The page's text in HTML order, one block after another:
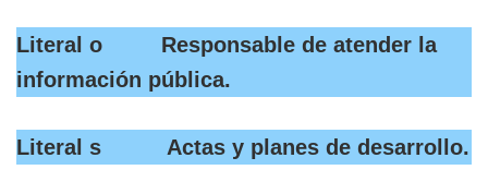
Literal o Responsable de atender la
información pública.
Literal s Actas y planes de desarrollo.